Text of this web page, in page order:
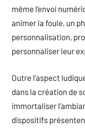
même l’envoi
animer la foule, un
personnalisation,
personnaliser leur
Outre l’aspect
dans la création de
immortaliser
dispositifs